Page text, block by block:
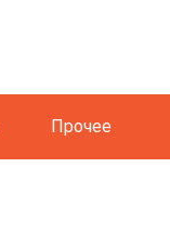
Прочее